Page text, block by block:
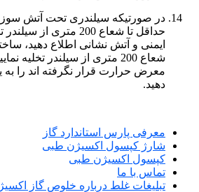
در صورتیکه سیلندری تحت آتش
حداقل تا شعاع 200 متری
ایمنی و آتش نشانی اطلاع دهید،
شعاع 200 متری از سیلندر تخلیه
معرض حرارت قرار نگرفته اند را به
دهید.
معرفی پارس استاندارد گاز
شارژ کپسول اکسیژن طبی
کپسول اکسیژن طبی
تماس با ما
تبلیغات غلط درباره خلوص گاز